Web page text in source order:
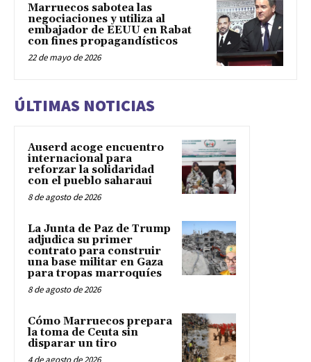
Marruecos sabotea las
negociaciones y utiliza al
embajador de EEUU en Rabat
con fines propagandísticos
22 de mayo de 2026
ÚLTIMAS NOTICIAS
Auserd acoge encuentro
internacional para
reforzar la solidaridad
con el pueblo saharaui
8 de agosto de 2026
La Junta de Paz de Trump
adjudica su primer
contrato para construir
una base militar en Gaza
para tropas marroquíes
8 de agosto de 2026
Cómo Marruecos prepara
la toma de Ceuta sin
disparar un tiro